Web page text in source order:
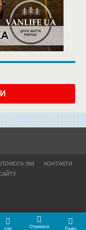
ЗМІ
КОНТАКТИ
Lite
Отримати
Радіо